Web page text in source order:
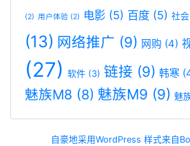
(2) 用户体验 (2) 电影 (5) 百度 (5) 社会
(13) 网络推广 (9) 网购 (4)
(27) 软件 (3) 链接 (9) 韩寒
魅族M8 (8) 魅族M9 (9) 魅
自豪地采用WordPress 样式来自